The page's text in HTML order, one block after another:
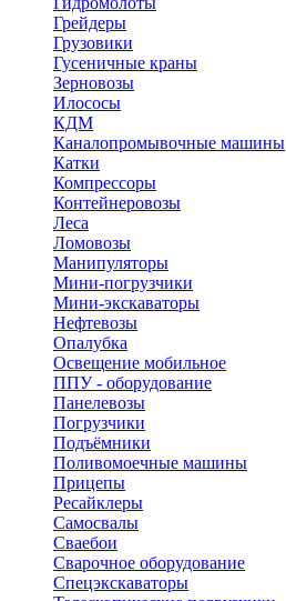
Грейдеры
Грузовики
Гусеничные краны
Зерновозы
Илососы
КДМ
Каналопромывочные машины
Катки
Компрессоры
Контейнеровозы
Леса
Ломовозы
Манипуляторы
Мини-погрузчики
Мини-экскаваторы
Нефтевозы
Опалубка
Освещение мобильное
ППУ - оборудование
Панелевозы
Погрузчики
Подъёмники
Поливомоечные машины
Прицепы
Ресайклеры
Самосвалы
Сваебои
Сварочное оборудование
Спецэкскаваторы